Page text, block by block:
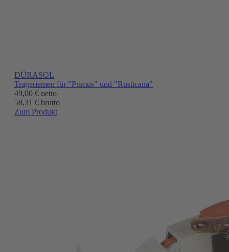
DÜRASOL
Trageriemen für "Primus" und "Rusticana"
49,00 € netto
58,31 € brutto
Zum Produkt